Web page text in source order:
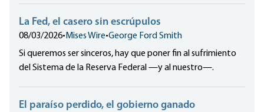
La Fed, el casero sin escrúpulos
08/03/2026• Mises Wire•George Ford Smith
Si queremos ser sinceros, hay que poner fin al sufrimiento
del Sistema de la Reserva Federal —y al nuestro—.
El paraíso perdido, el gobierno ganado